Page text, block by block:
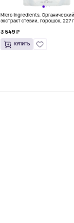
Micro Ingredients, Органический
экстракт стевии, порошок, 227
3 549 ₽
КУПИТЬ